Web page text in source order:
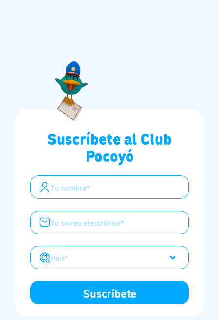
Suscríbete al Club
Pocoyó